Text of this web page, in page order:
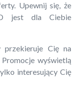
Upewnij się, że
jest dla Ciebie
Cię na
wyświetlą
interesujący Cię